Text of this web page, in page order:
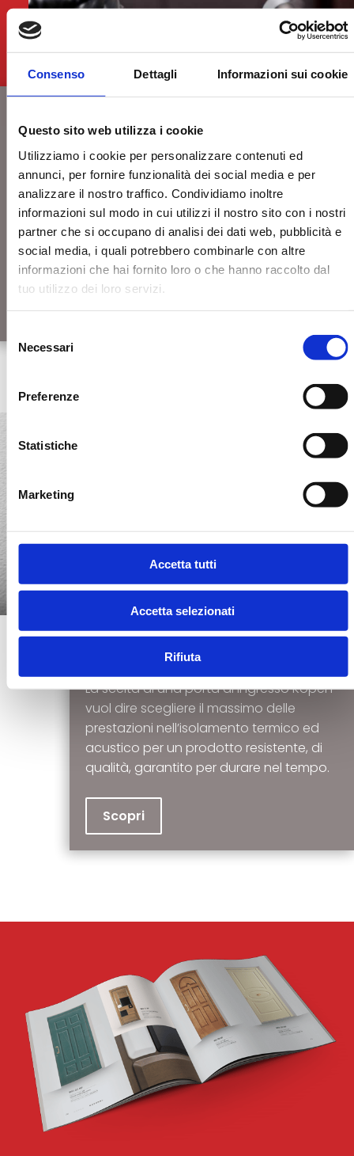
Consenso Dettagli Informazioni sui cookie
Questo sito web utilizza i cookie
Utilizziamo i cookie per personalizzare contenuti ed
annunci, per fornire funzionalità dei social media e per
analizzare il nostro traffico. Condividiamo inoltre
informazioni sul modo in cui utilizzi il nostro sito con i nostri
partner che si occupano di analisi dei dati web, pubblicità e
social media, i quali potrebbero combinarle con altre
informazioni che hai fornito loro o che hanno raccolto dal
tuo utilizzo dei loro servizi.
delNecessari
Preferenze
Statistiche
Marketing
Accetta tutti
Accetta selezionati
Rifiuta
Sicurezza
Massima
La scelta di una porta di ingresso Kopen
vuol dire scegliere il massimo della
sicurezza e della tecnologia per un
prodotto sicuro di nuova generazione.
Scopri
Qualità
Garantita
La scelta di una porta di ingresso Kopen
vuol dire scegliere il massimo delle
prestazioni nell’isolamento termico ed
acustico per un prodotto resistente, di
qualità, garantito per durare nel tempo.
Scopri